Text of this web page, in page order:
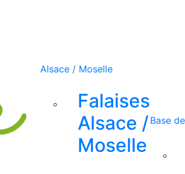
Alsace / Moselle
Falaises
Alsace /
Moselle
Base